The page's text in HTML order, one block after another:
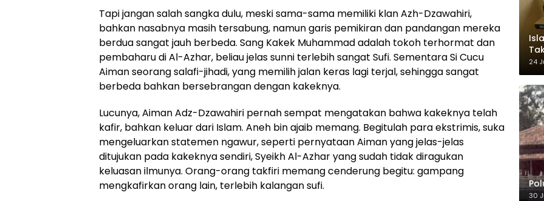
Tapi jangan salah sangka dulu, meski sama-sama memiliki klan Azh-Dzawahiri,
bahkan nasabnya masih tersabung, namun garis pemikiran dan pandangan mereka
berdua sangat jauh berbeda. Sang Kakek Muhammad adalah tokoh terhormat dan
pembaharu di Al-Azhar, beliau jelas sunni terlebih sangat Sufi. Sementara Si Cucu
Aiman seorang salafi-jihadi, yang memilih jalan keras lagi terjal, sehingga sangat
berbeda bahkan bersebrangan dengan kakeknya.
Lucunya, Aiman Adz-Dzawahiri pernah sempat mengatakan bahwa kakeknya telah
kafir, bahkan keluar dari Islam. Aneh bin ajaib memang. Begitulah para ekstrimis, suka
mengeluarkan statemen ngawur, seperti pernyataan Aiman yang jelas-jelas
ditujukan pada kakeknya sendiri, Syeikh Al-Azhar yang sudah tidak diragukan
keluasan ilmunya. Orang-orang takfiri memang cenderung begitu: gampang
mengkafirkan orang lain, terlebih kalangan sufi.
24
30